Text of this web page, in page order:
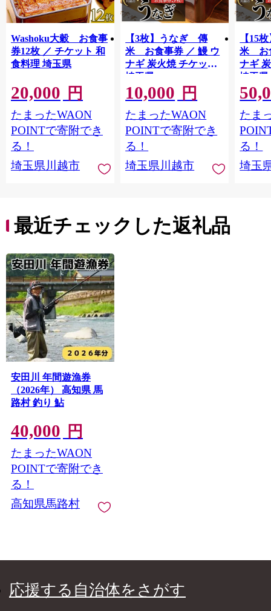
Washoku大穀 お食事
券12枚 ／ チケット 和
食料理 埼玉県
20,000 円
たまったWAON
POINTで寄附でき
る！
埼玉県川越市
【3枚】うなぎ 傳
米 お食事券 ／ 鰻 ウ
ナギ 炭火焼 チケット
埼玉県
10,000 円
たまったWAON
POINTで寄附でき
る！
埼玉県川越市
【15
米 お
ナギ
埼玉県
たま
る！
埼玉
最近チェックした返礼品
安田川 年間遊漁券
（2026年） 高知県 馬
路村 釣り 鮎
40,000 円
たまったWAON
POINTで寄附でき
る！
高知県馬路村
応援する自治体をさがす